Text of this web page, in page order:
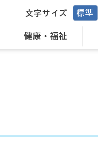
健康・福祉
文字サイズ 標準